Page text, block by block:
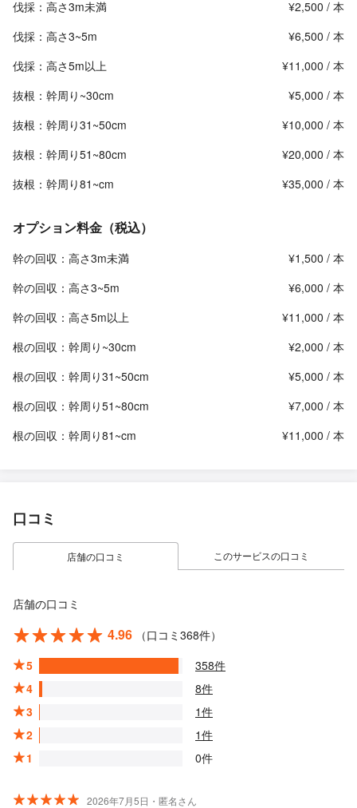
伐採：高さ3m未満
¥2,500 / 本
伐採：高さ3~5m
¥6,500 / 本
伐採：高さ5m以上
¥11,000 / 本
抜根：幹周り~30cm
¥5,000 / 本
抜根：幹周り31~50cm
¥10,000 / 本
抜根：幹周り51~80cm
¥20,000 / 本
抜根：幹周り81~cm
¥35,000 / 本
オプション料金（税込）
幹の回収：高さ3m未満
¥1,500 / 本
幹の回収：高さ3~5m
¥6,000 / 本
幹の回収：高さ5m以上
¥11,000 / 本
根の回収：幹周り~30cm
¥2,000 / 本
根の回収：幹周り31~50cm
¥5,000 / 本
根の回収：幹周り51~80cm
¥7,000 / 本
根の回収：幹周り81~cm
¥11,000 / 本
口コミ
店舗の口コミ このサービスの口コミ
店舗の口コミ
4.96
（口コミ368件）
5
358件
4
8件
3
1件
2
1件
1
0件
2026年7月5日・匿名さん